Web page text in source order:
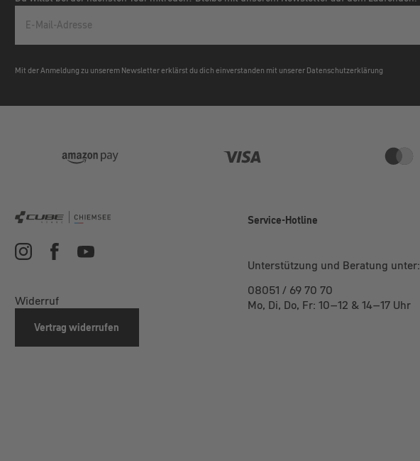
E-Mail-Adresse
Mit der Anmeldung zu unserem Newsletter erklärst du dich einverstanden mit unserer Datenschutzerklärung
Widerruf
Vertrag widerrufen
Service-Hotline
Unterstützung und Beratung unter:
08051 / 69 70 70
Mo, Di, Do, Fr: 10–12 & 14–17 Uhr